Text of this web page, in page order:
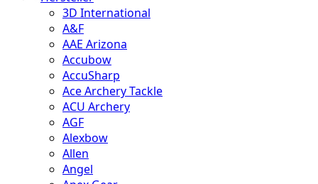
3D International
A&F
AAE Arizona
Accubow
AccuSharp
Ace Archery Tackle
ACU Archery
AGF
Alexbow
Allen
Angel